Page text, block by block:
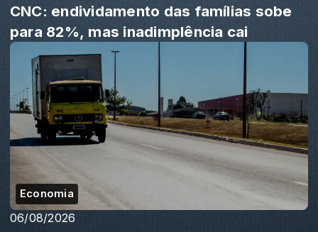
CNC: endividamento das famílias sobe
para 82%, mas inadimplência cai
Economia
06/08/2026